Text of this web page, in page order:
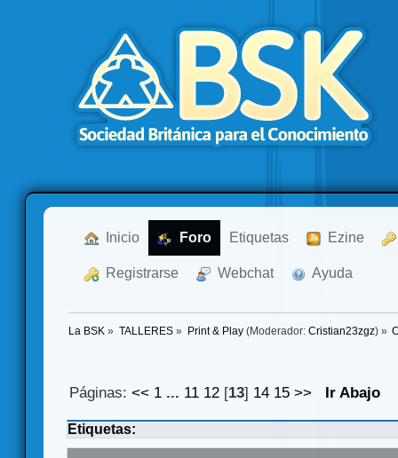
Inicio Foro Etiquetas Ezine
Registrarse Webchat Ayuda
La BSK » TALLERES» Print & Play(Moderador: Cristian23zgz) »
Páginas:<< 1 ... 11 12 [13] 14 15 >> Ir Abajo
Etiquetas: